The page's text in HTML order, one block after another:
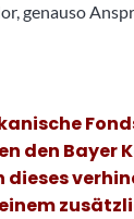
genauso
den Bayer